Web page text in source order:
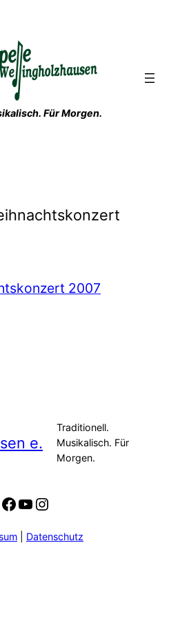
Für Morgen.
2007
e.
Traditionell.
Musikalisch. Für
Morgen.
Facebook
YouTube
Instagram
Datenschutz